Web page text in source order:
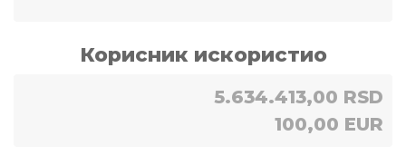
Корисник искористио
5.634.413,00 RSD
100,00 EUR